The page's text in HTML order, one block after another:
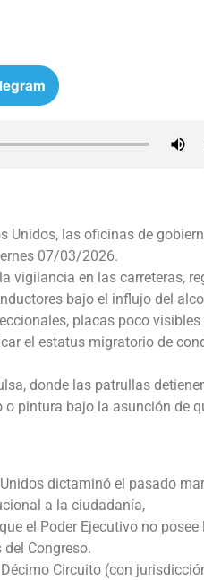
Unidos, las oficinas de
07/03/2026.
vigilancia en las carreteras,
bajo el influjo del
placas poco
el estatus migratorio de
donde las patrullas
pintura bajo la asunción de
dictaminó el pasado
a la ciudadanía,
el Poder Ejecutivo no posee
Congreso.
Circuito (con